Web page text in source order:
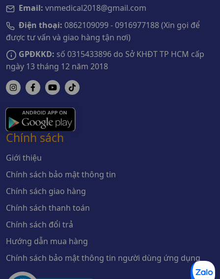
Email: vnmedical2018@gmail.com
Điện thoại: 0862109099 - 0916977188 (Xin gọi để
được tư vấn và giao hàng tận nơi)
GPĐKKD: số 0315433896 do Sở KHĐT TP HCM cấp
ngày 13 tháng 12 năm 2018
Chính sách
Giới thiệu
Chính sách bảo mật thông tin
Chính sách giao hàng
Chính sách thanh toán
Chính sách đổi trả
Hướng dẫn mua hàng
Chính sách bảo mật thông tin người dùng ứng dụng